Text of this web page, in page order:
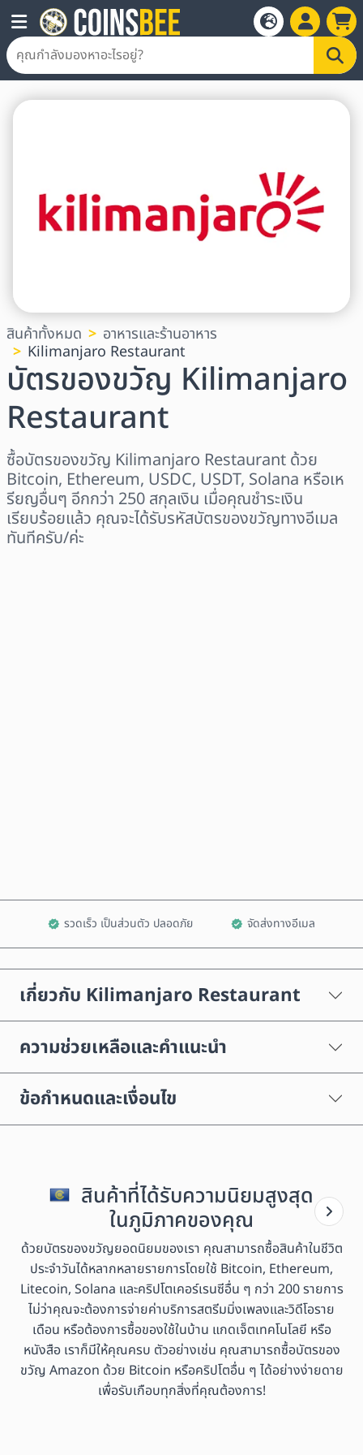
สินค้าทั้งหมด
อาหารและร้านอาหาร
Kilimanjaro Restaurant
บัตรของขวัญ Kilimanjaro
Restaurant
ซื้อบัตรของขวัญ Kilimanjaro Restaurant ด้วย
Bitcoin, Ethereum, USDC, USDT, Solana หรือเห
รียญอื่นๆ อีกกว่า 250 สกุลเงิน เมื่อคุณชำระเงิน
เรียบร้อยแล้ว คุณจะได้รับรหัสบัตรของขวัญทางอีเมล
ทันทีครับ/ค่ะ
รวดเร็ว เป็นส่วนตัว ปลอดภัย จัดส่งทางอีเมล
เกี่ยวกับ Kilimanjaro Restaurant
ความช่วยเหลือและคำแนะนำ
ข้อกำหนดและเงื่อนไข
สินค้าที่ได้รับความนิยมสูงสุด
ในภูมิภาคของคุณ
ด้วยบัตรของขวัญยอดนิยมของเรา คุณสามารถซื้อสินค้าในชีวิต
ประจำวันได้หลากหลายรายการโดยใช้ Bitcoin, Ethereum,
Litecoin, Solana และคริปโตเคอร์เรนซีอื่น ๆ กว่า 200 รายการ
ไม่ว่าคุณจะต้องการจ่ายค่าบริการสตรีมมิ่งเพลงและวิดีโอราย
เดือน หรือต้องการซื้อของใช้ในบ้าน แกดเจ็ตเทคโนโลยี หรือ
หนังสือ เราก็มีให้คุณครบ ตัวอย่างเช่น คุณสามารถซื้อบัตรของ
ขวัญ Amazon ด้วย Bitcoin หรือคริปโตอื่น ๆ ได้อย่างง่ายดาย
เพื่อรับเกือบทุกสิ่งที่คุณต้องการ!